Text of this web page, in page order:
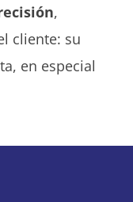
,
cliente: su
en especial